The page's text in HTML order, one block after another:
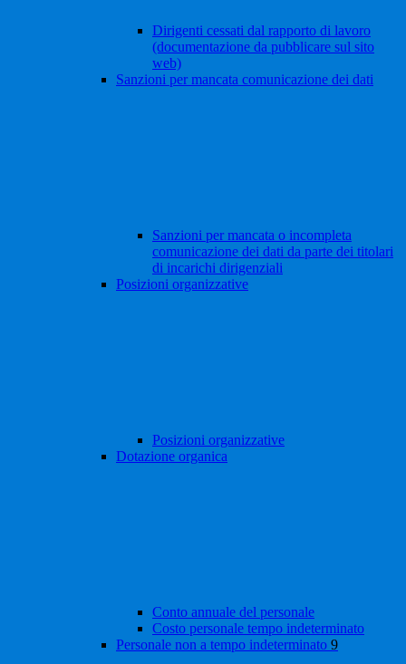
Dirigenti cessati dal rapporto di lavoro
(documentazione da pubblicare sul sito
web)
Sanzioni per mancata comunicazione dei dati
Sanzioni per mancata o incompleta
comunicazione dei dati da parte dei titolari
di incarichi dirigenziali
Posizioni organizzative
Posizioni organizzative
Dotazione organica
Conto annuale del personale
Costo personale tempo indeterminato
Personale non a tempo indeterminato 9